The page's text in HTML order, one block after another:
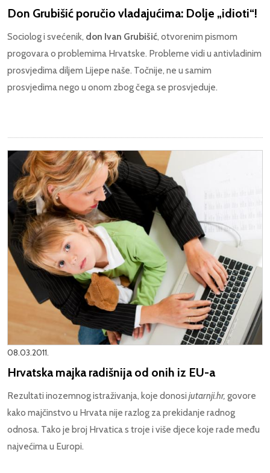
Don Grubišić poručio vladajućima: Dolje „idioti“!
Sociolog i svećenik, don Ivan Grubišić, otvorenim pismom
progovara o problemima Hrvatske. Probleme vidi u antivladinim
prosvjedima diljem Lijepe naše. Točnije, ne u samim
prosvjedima nego u onom zbog čega se prosvjeduje.
08.03.2011.
Hrvatska majka radišnija od onih iz EU-a
Rezultati inozemnog istraživanja, koje donosi jutarnji.hr, govore
kako majčinstvo u Hrvata nije razlog za prekidanje radnog
odnosa. Tako je broj Hrvatica s troje i više djece koje rade među
najvećima u Europi.